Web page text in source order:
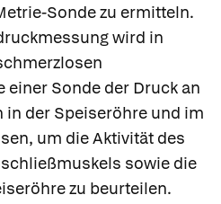
Sonde zu ermitteln.
wird in
Sonde der Druck an
der Speiseröhre und im
um die Aktivität des
sowie die
zu beurteilen.